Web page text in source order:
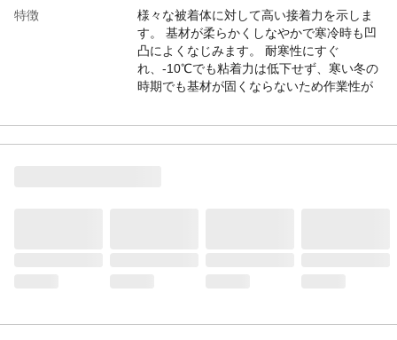
特徴
様々な被着体に対して高い接着力を示しま
す。 基材が柔らかくしなやかで寒冷時も凹
凸によくなじみます。 耐寒性にすぐ
れ、-10℃でも粘着力は低下せず、寒い冬の
時期でも基材が固くならないため作業性が
用途
電気配線工事。 各種配線、配管の結束、固
定、識別など。 配線、配管、ワイヤーハー